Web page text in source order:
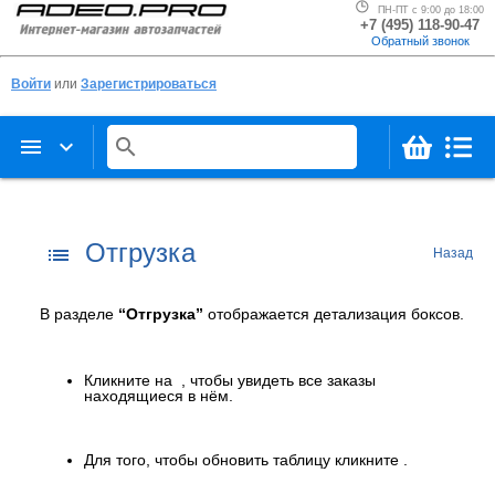
ПН-ПТ с 9:00 до 18:00
+7 (495) 118-90-47
Обратный звонок
Войти или Зарегистрироваться
menu keyboard_arrow_down search
list Отгрузка Назад
В разделе “Отгрузка” отображается детализация боксов.
Кликните на
, чтобы увидеть все заказы
находящиеся в нём.
Для того, чтобы обновить таблицу кликните